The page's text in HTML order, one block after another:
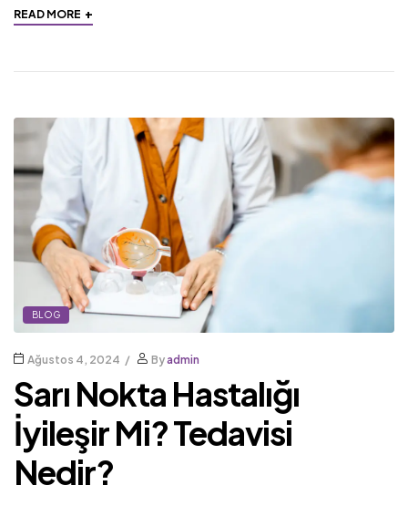
READ MORE +
BLOG
Ağustos 4, 2024 Byadmin
Sarı Nokta Hastalığı
İyileşir Mi? Tedavisi
Nedir?